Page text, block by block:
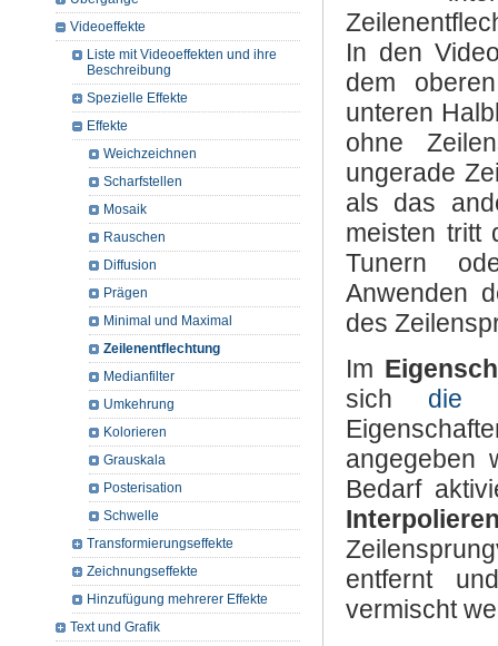
In den
dem
unteren
ohne
ungerade
als das
meisten tritt
Tunern
Anwenden
des
Im
sich die
angegeben
Bedarf
entfernt
vermischt
Videoeffekte
Liste mit Videoeffekten und ihre
Beschreibung
Spezielle Effekte
Effekte
Weichzeichnen
Scharfstellen
Mosaik
Rauschen
Diffusion
Prägen
Minimal und Maximal
Zeilenentflechtung
Medianfilter
Umkehrung
Kolorieren
Grauskala
Posterisation
Schwelle
Transformierungseffekte
Zeichnungseffekte
Hinzufügung mehrerer Effekte
Text und Grafik